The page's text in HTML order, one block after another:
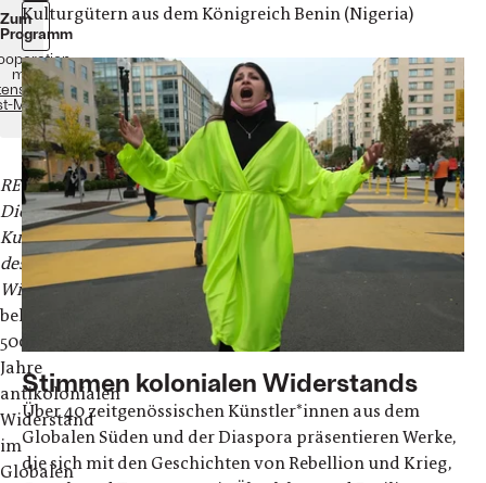
Zum
Programm
mit
Museum
RESIST!
Die
Kunst
des
Widerstands
beleuchtet
500
Jahre
antikolonialen
Widerstand
im
Globalen
Kulturgütern aus dem Königreich Benin (Nigeria)
Stimmen kolonialen Widerstands
Über 40 zeitgenössischen Künstler*innen aus dem
Globalen Süden und der Diaspora präsentieren Werke,
die sich mit den Geschichten von Rebellion und Krieg,